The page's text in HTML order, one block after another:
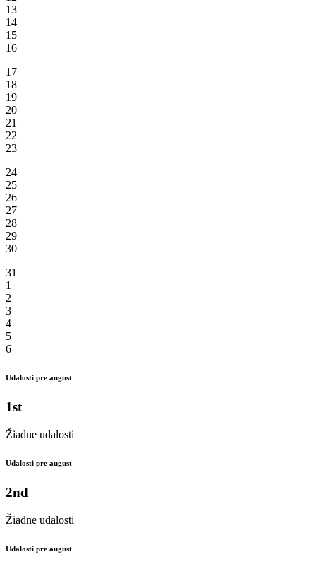
13
14
15
16
17
18
19
20
21
22
23
24
25
26
27
28
29
30
31
1
2
3
4
5
6
Udalosti pre august
1st
Žiadne udalosti
Udalosti pre august
2nd
Žiadne udalosti
Udalosti pre august